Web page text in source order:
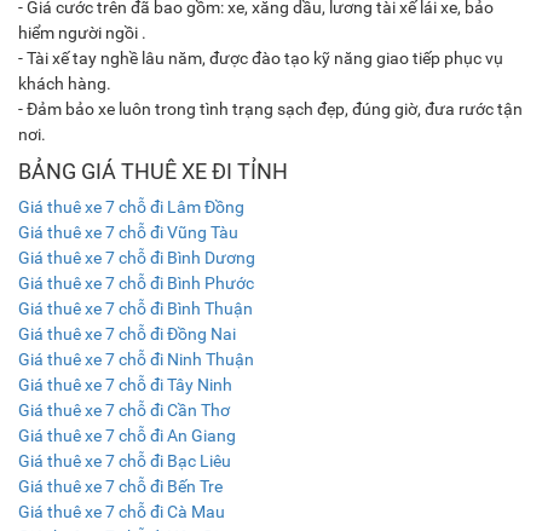
- Giá cước trên đã bao gồm: xe, xăng dầu, lương tài xế lái xe, bảo
hiểm người ngồi .
- Tài xế tay nghề lâu năm, được đào tạo kỹ năng giao tiếp phục vụ
khách hàng.
- Đảm bảo xe luôn trong tình trạng sạch đẹp, đúng giờ, đưa rước tận
nơi.
BẢNG GIÁ THUÊ XE ĐI TỈNH
Giá thuê xe 7 chỗ đi Lâm Đồng
Giá thuê xe 7 chỗ đi Vũng Tàu
Giá thuê xe 7 chỗ đi Bình Dương
Giá thuê xe 7 chỗ đi Bình Phước
Giá thuê xe 7 chỗ đi Bình Thuận
Giá thuê xe 7 chỗ đi Đồng Nai
Giá thuê xe 7 chỗ đi Ninh Thuận
Giá thuê xe 7 chỗ đi Tây Ninh
Giá thuê xe 7 chỗ đi Cần Thơ
Giá thuê xe 7 chỗ đi An Giang
Giá thuê xe 7 chỗ đi Bạc Liêu
Giá thuê xe 7 chỗ đi Bến Tre
Giá thuê xe 7 chỗ đi Cà Mau